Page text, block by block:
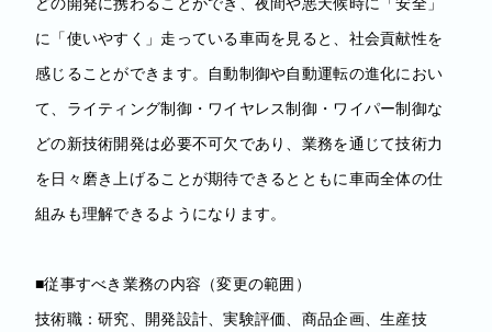
に「使いやすく」走っている車両を見ると、社会貢献性を
感じることができます。自動制御や自動運転の進化におい
て、ライティング制御・ワイヤレス制御・ワイパー制御な
どの新技術開発は必要不可欠であり、業務を通じて技術力
を日々磨き上げることが期待できるとともに車両全体の仕
組みも理解できるようになります。
■従事すべき業務の内容（変更の範囲）
技術職：研究、開発設計、実験評価、商品企画、生産技